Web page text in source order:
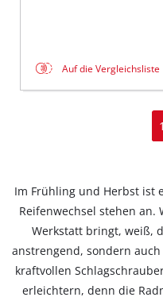
Auf die Vergleichsliste
1
Im Frühling und Herbst ist
Reifenwechsel stehen
Werkstatt bringt, weiß,
anstrengend, sondern
kraftvollen
erleichtern, denn die